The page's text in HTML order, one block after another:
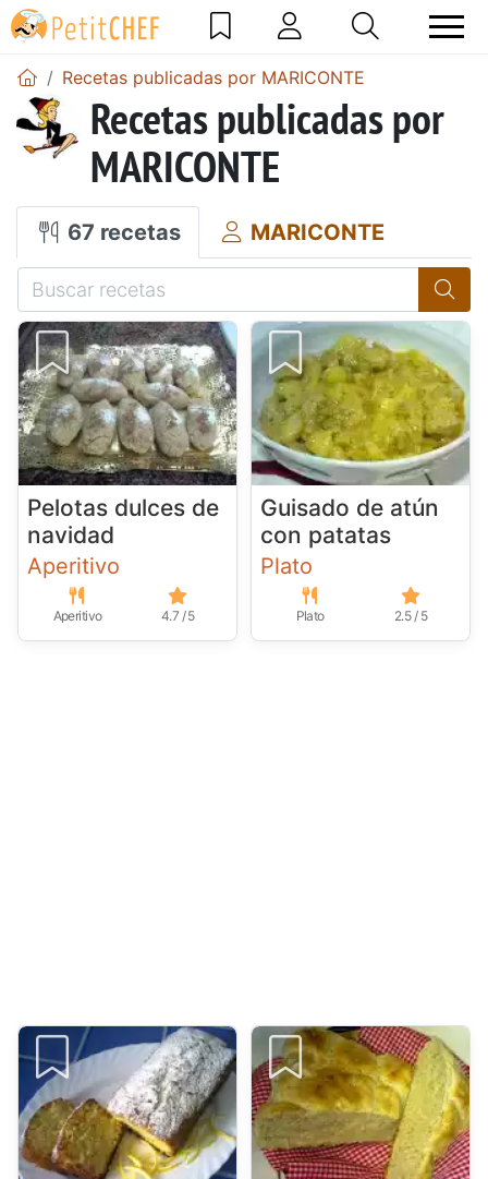
Recetas publicadas por MARICONTE
Recetas publicadas por
MARICONTE
67 recetas MARICONTE
Pelotas dulces de
navidad
Aperitivo
Aperitivo 4.7 / 5
Guisado de atún
con patatas
Plato
Plato 2.5 / 5